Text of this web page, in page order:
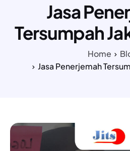
PAKET HARGA
TESTIMONIAL
Jasa
Tersumpah
Home
Jasa Penerjemah